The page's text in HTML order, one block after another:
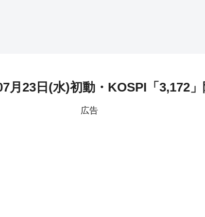
月23日(水)初動・KOSPI「3,172」
広告